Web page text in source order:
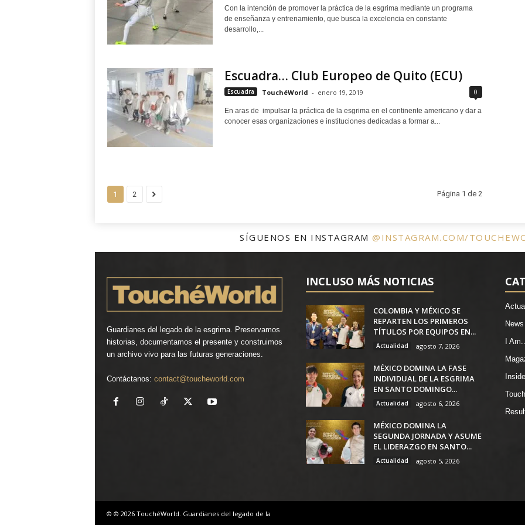
Con la intención de promover la práctica de la esgrima mediante un programa
de enseñanza y entrenamiento, que busca la excelencia en constante
desarrollo,...
Escuadra… Club Europeo de Quito (ECU)
Escuadra TouchéWorld - enero 19, 2019 0
En aras de impulsar la práctica de la esgrima en el continente americano y dar a
conocer esas organizaciones e instituciones dedicadas a formar a...
1 2 Página 1 de 2
SÍGUENOS EN INSTAGRAM @INSTAGRAM.COM/
Guardianes del legado de la esgrima. Preservamos
historias, documentamos el presente y construimos
un archivo vivo para las futuras generaciones.
Contáctanos: contact@toucheworld.com
INCLUSO MÁS NOTICIAS
COLOMBIA Y MÉXICO SE
REPARTEN LOS PRIMEROS
TÍTULOS POR EQUIPOS EN...
Actualidad agosto 7, 2026
MÉXICO DOMINA LA FASE
INDIVIDUAL DE LA ESGRIMA
EN SANTO DOMINGO...
Actualidad agosto 6, 2026
MÉXICO DOMINA LA
SEGUNDA JORNADA Y ASUME
EL LIDERAZGO EN SANTO...
Actualidad agosto 5, 2026
News
I
© © 2026 TouchéWorld. Guardianes del legado de la